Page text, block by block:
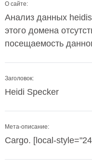
О сайте:
Анализ данных
этого домена
посещаемость
Заголовок:
Heidi Specker
Мета-описание:
Cargo. [local-